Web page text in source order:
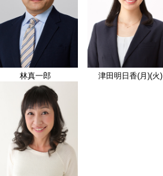
林真一郎 津田明日香(月)(火)